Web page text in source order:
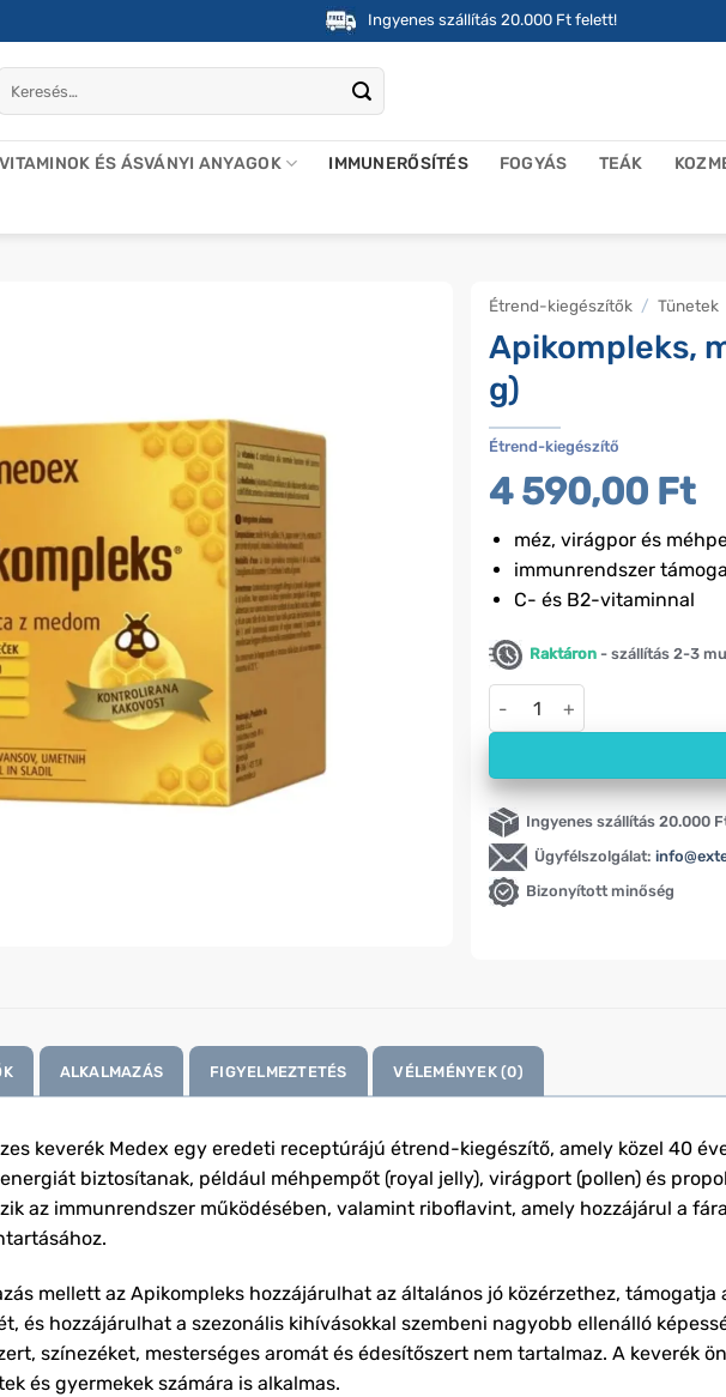
Ingyenes szállítás 20.000 Ft felett!
VITAMINOK ÉS ÁSVÁNYI ANYAGOK IMMUNERŐSÍTÉS FOGYÁS TEÁK
Étrend-kiegészítők / Tünetek
Apikompleks,
g)
Étrend-kiegészítő
4 590,00 Ft
méz, virágpor és
immunrendszer
C- és B2-vitaminnal
Raktáron - szállítás 2-3
Apikompleks, mézes
Ingyenes szállítás 20.000
Ügyfélszolgálat:
Bizonyított minőség
ALKALMAZÁS FIGYELMEZTETÉS VÉLEMÉNYEK (0)
keverék Medex egy eredeti receptúrájú étrend-kiegészítő, amely közel 40
biztosítanak, például méhpempőt (royal jelly), virágport (pollen) és
az immunrendszer működésében, valamint riboflavint, amely hozzájárul a
mellett az Apikompleks hozzájárulhat az általános jó közérzethez, támogatja
és hozzájárulhat a szezonális kihívásokkal szembeni nagyobb ellenálló
színezéket, mesterséges aromát és édesítőszert nem tartalmaz. A keverék
és gyermekek számára is alkalmas.